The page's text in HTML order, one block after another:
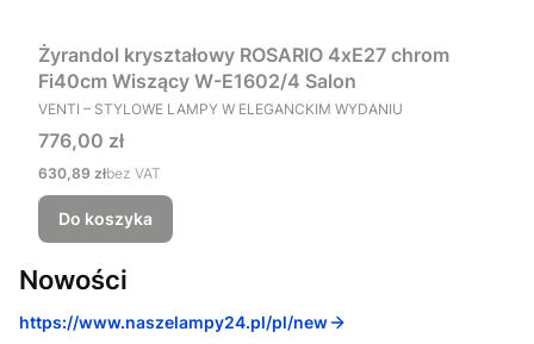
Żyrandol kryształowy ROSARIO 4xE27 chrom
Fi40cm Wiszący W-E1602/4 Salon
PRODUCENT
VENTI – STYLOWE LAMPY W ELEGANCKIM WYDANIU
Cena
776,00 zł
Cena
630,89 złbez VAT
Do koszyka
Nowości
https://www.naszelampy24.pl/pl/new